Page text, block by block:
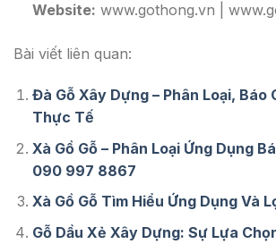
Website: www.gothong.vn |
Bài viết liên quan:
Đà Gỗ Xây Dựng – Phân Loại, Báo
Thực Tế
Xà Gồ Gỗ – Phân Loại Ứng Dụng
090 997 8867
Xà Gồ Gỗ Tìm Hiểu Ứng Dụng Và
Gỗ Dầu Xẻ Xây Dựng: Sự Lựa